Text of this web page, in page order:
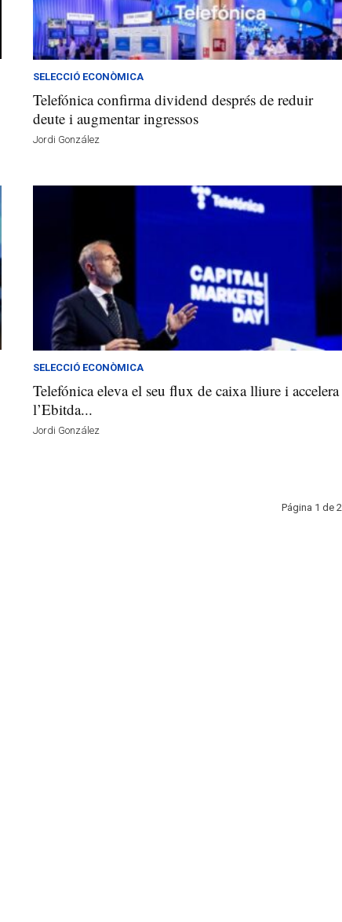
SELECCIÓ ECONÒMICA
Telefónica confirma dividend després de reduir
deute i augmentar ingressos
Jordi González
SELECCIÓ ECONÒMICA
Telefónica eleva el seu flux de caixa lliure i accelera
l’Ebitda...
Jordi González
Página 1 de 2